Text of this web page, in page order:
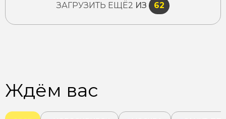
ЗАГРУЗИТЬ ЕЩЁ2 ИЗ 62
Ждём вас